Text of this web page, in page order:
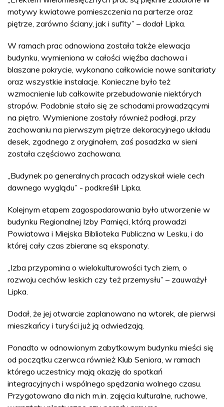
motywy kwiatowe pomieszczenia na parterze oraz
piętrze, zarówno ściany, jak i sufity” – dodał Lipka.
W ramach prac odnowiona została także elewacja
budynku, wymieniona w całości więźba dachowa i
blaszane pokrycie, wykonano całkowicie nowe sanitariaty
oraz wszystkie instalacje. Konieczne było też
wzmocnienie lub całkowite przebudowanie niektórych
stropów. Podobnie stało się ze schodami prowadzącymi
na piętro. Wymienione zostały również podłogi, przy
zachowaniu na pierwszym piętrze dekoracyjnego układu
desek, zgodnego z oryginałem, zaś posadzka w sieni
została częściowo zachowana.
„Budynek po generalnych pracach odzyskał wiele cech
dawnego wyglądu” - podkreślił Lipka.
Kolejnym etapem zagospodarowania było utworzenie w
budynku Regionalnej Izby Pamięci, którą prowadzi
Powiatowa i Miejska Biblioteka Publiczna w Lesku, i do
której cały czas zbierane są eksponaty.
„Izba przypomina o wielokulturowości tych ziem, o
rozwoju cechów leskich czy też przemysłu” – zauważył
Lipka.
Dodał, że jej otwarcie zaplanowano na wtorek, ale pierwsi
mieszkańcy i turyści już ją odwiedzają.
Ponadto w odnowionym zabytkowym budynku mieści się
od początku czerwca również Klub Seniora, w ramach
którego uczestnicy mają okazję do spotkań
integracyjnych i wspólnego spędzania wolnego czasu.
Przygotowano dla nich m.in. zajęcia kulturalne, ruchowe,